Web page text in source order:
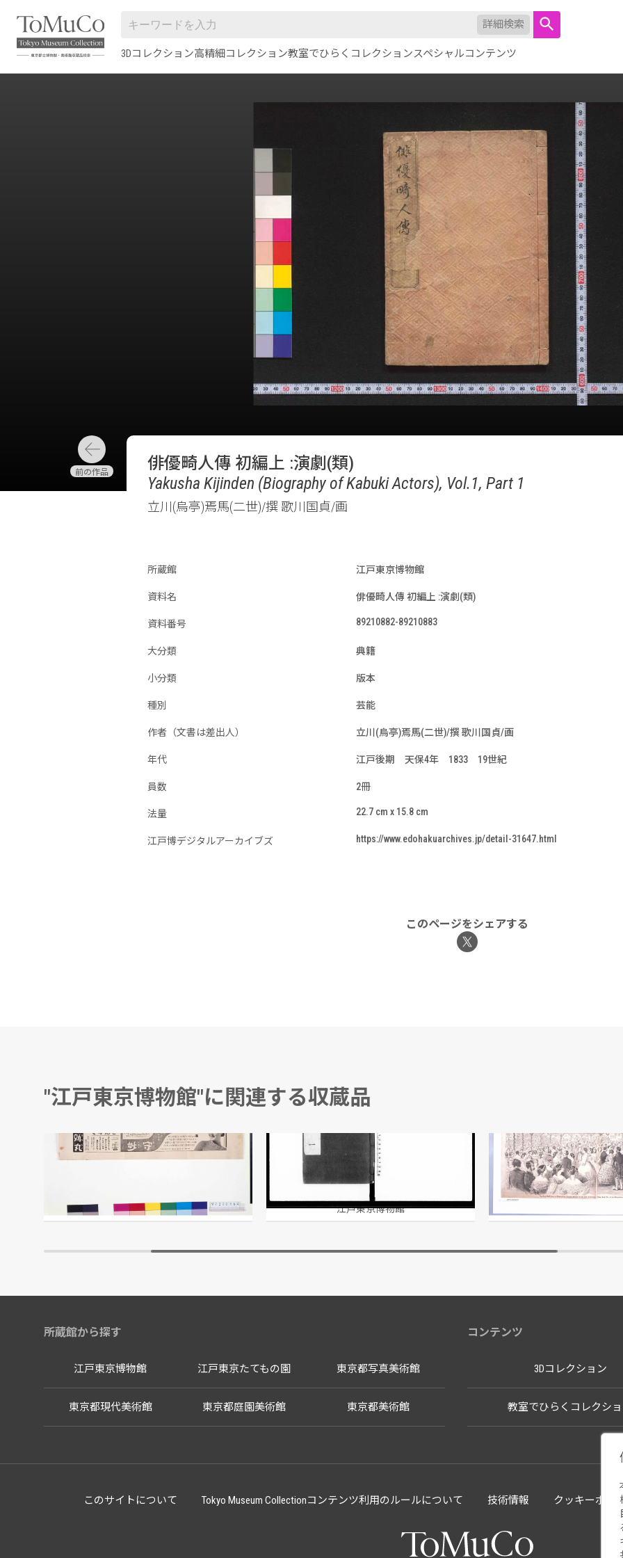
詳細検索
3Dコレクション高精細コレクション教室でひらくコレクションスペシャルコンテンツ
俳優畸人傳 初編上 :演劇(類)
Yakusha Kijinden (Biography of Kabuki Actors), Vol.1, Part 1
立川(烏亭)焉馬(二世)/撰 歌川国貞/画
所蔵館 江戸東京博物館
資料名 俳優畸人傳 初編上 :演劇(類)
資料番号 89210882-89210883
大分類 典籍
小分類 版本
種別 芸能
作者（文書は差出人） 立川(烏亭)焉馬(二世)/撰 歌川国貞/画
年代 江戸後期 天保4年 1833 19世紀
員数 2冊
法量 22.7 cm x 15.8 cm
江戸博デジタルアーカイブズ https://www.edohakuarchives.jp/detail-31647.html
このページをシェアする
"江戸東京博物館"に関連する収蔵品
「守妙」「立効丸」広告
江戸東京博物館
公事方要例
江戸東京博物館
所蔵館から探す
江戸東京博物館 江戸東京たてもの園 東京都写真美術館
東京都現代美術館 東京都庭園美術館 東京都美術館
コンテンツ
3Dコレクション
教室でひらくコレクシ
このサイトについて Tokyo Museum Collectionコンテンツ利用のルールについて 技術情報 クッキーポリ